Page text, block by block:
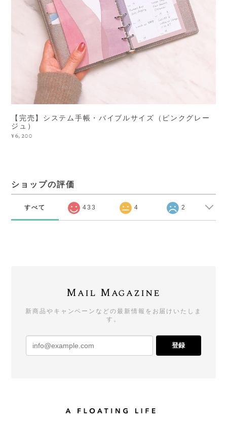
【完売】システム手帳・バイブルサイズ（ピンクグレー
ジュ）
¥6,200
ショップの評価
すべて 433 4 2
Mail Magazine
新商品やキャンペーンなどの最新情報をお届けいたしま
す。
登録